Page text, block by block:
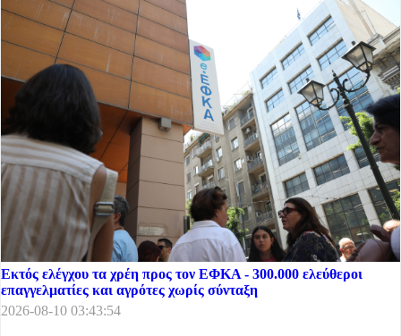
Εκτός ελέγχου τα χρέη προς τον ΕΦΚΑ - 300.000 ελεύθεροι
επαγγελματίες και αγρότες χωρίς σύνταξη
2026-08-10 03:43:54